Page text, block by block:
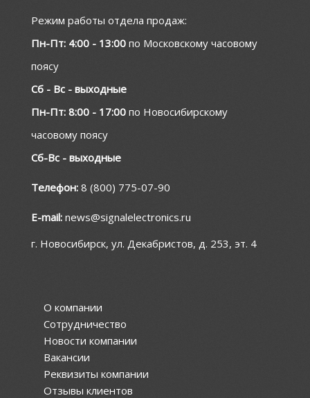
Режим работы отдела продаж:
Пн-Пт: 4:00 - 13:00 по Московскому часовому
поясу
Сб - Вс - выходные
Пн-Пт: 8:00 - 17:00 по Новосибирскому
часовому поясу
Сб-Вс - выходные
Телефон: 8 (800) 775-07-90
E-mail: news@signalelectronics.ru
г. Новосибирск, ул. Декабристов, д. 253, эт. 4
О компании
Сотрудничество
Новости компании
Вакансии
Реквизиты компании
Отзывы клиентов